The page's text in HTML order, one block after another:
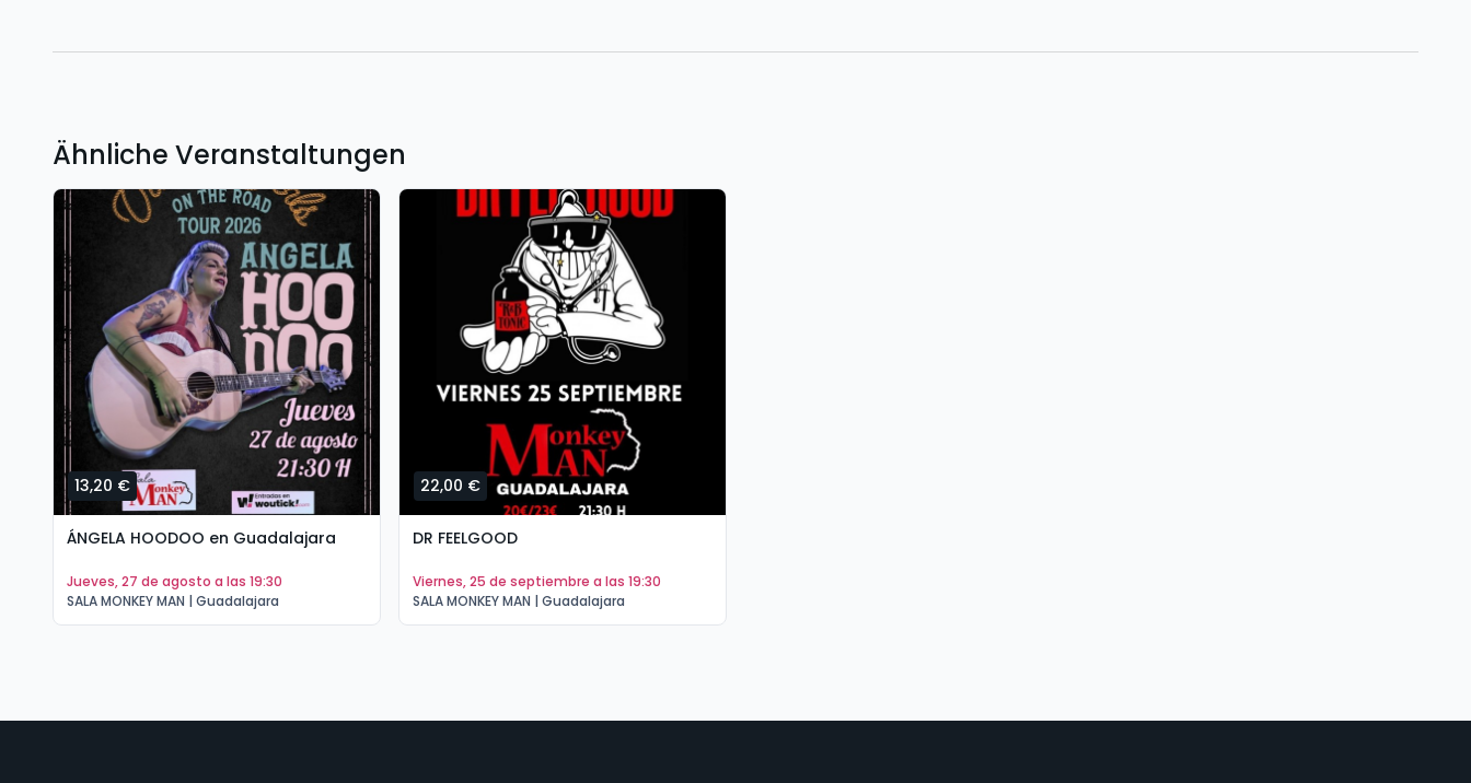
Ähnliche Veranstaltungen
13,20 €
ÁNGELA HOODOO en Guadalajara
jueves, 27 de agosto a las 19:30
SALA MONKEY MAN | Guadalajara
22,00 €
DR FEELGOOD
viernes, 25 de septiembre a las 19:30
SALA MONKEY MAN | Guadalajara